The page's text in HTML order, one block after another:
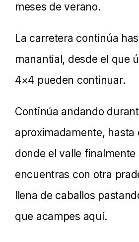
meses de verano.
La carretera continúa
manantial, desde el que
4×4 pueden continuar.
Continúa andando
aproximadamente, hasta
donde el valle finalmente
encuentras con otra
llena de caballos
que acampes aquí.